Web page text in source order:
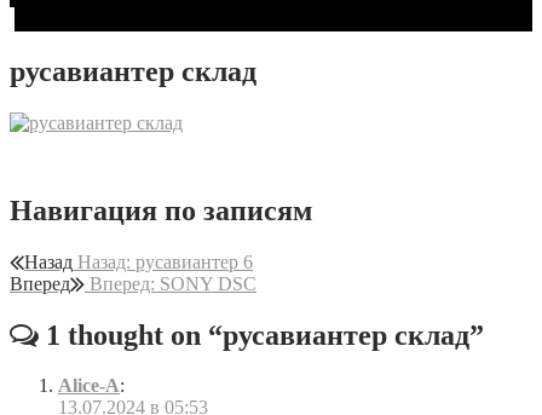
русавиантер склад
Навигация по записям
Назад Назад: русавиантер 6
Вперед
Вперед: SONY DSC
1 thought on “русавиантер склад”
Alice-A:
13.07.2024 в 05:53